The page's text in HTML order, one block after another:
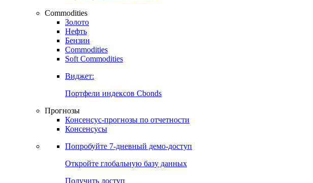
Виджет:
Карта процентных ставок
Commodities
Золото
Нефть
Бензин
Commodities
Soft Commodities
Виджет:
Портфели индексов Cbonds
Прогнозы
Консенсус-прогнозы по отчетности
Консенсусы
Попробуйте7-дневный